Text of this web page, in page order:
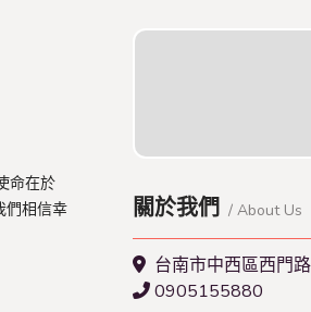
命在於
們相信幸
關於我們 / About Us
台南市中西區西門
0905155880